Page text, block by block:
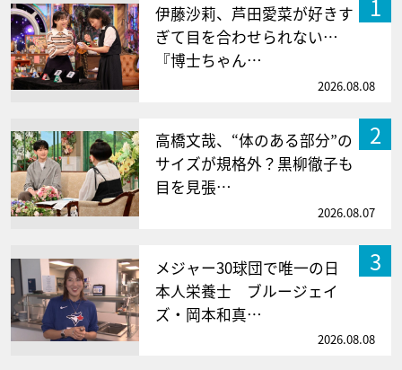
1
伊藤沙莉、芦田愛菜が好きす
ぎて目を合わせられない…
『博士ちゃん…
2026.08.08
2
高橋文哉、“体のある部分”の
サイズが規格外？黒柳徹子も
目を見張…
2026.08.07
3
メジャー30球団で唯一の日
本人栄養士 ブルージェイ
ズ・岡本和真…
2026.08.08